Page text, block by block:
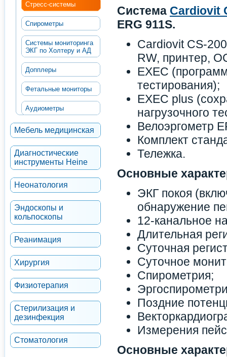
Стресс-системы
Спирометры
Системы мониторинга
ЭКГ по Холтеру и АД
Допплеры
Фетальные мониторы
Аудиометры
Мебель медицинская
Диагностические
инструменты Heine
Неонатология
Эндоскопы и
кольпоскопы
Реанимация
Хирургия
Физиотерапия
Стерилизация и
дезинфекция
Стоматология
Система Cardiovit
ERG 911S.
Cardiovit CS-
RW, принтер,
EXEC
тестирования);
EXEC plus
нагрузочного
Велоэргометр
Комплект
Тележка.
Основные
ЭКГ покоя
обнаружение
12-канальное
Длительная
Суточная
Суточное
Спирометрия;
Поздние
Измерения
Основные